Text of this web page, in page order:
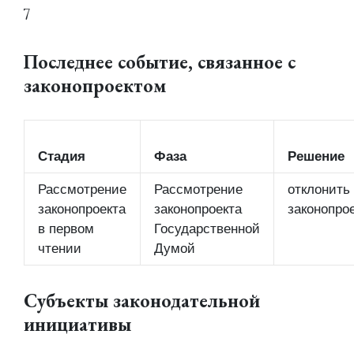
7
Последнее событие, связанное с
законопроектом
Стадия Фаза Решение
Рассмотрение
законопроекта
в первом
чтении
Рассмотрение
законопроекта
Государственной
Думой
отклонить
Субъекты законодательной
инициативы